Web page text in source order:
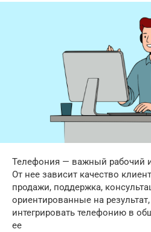
Телефония — важный рабочий
От нее зависит качество
продажи, поддержка,
ориентированные на
интегрировать телефонию в
ее